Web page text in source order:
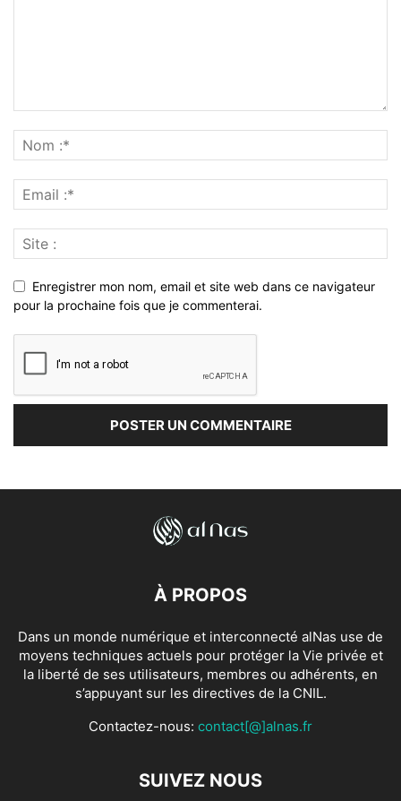
Enregistrer mon nom, email et site web dans ce navigateur
pour la prochaine fois que je commenterai.
À PROPOS
Dans un monde numérique et interconnecté alNas use de
moyens techniques actuels pour protéger la Vie privée et
la liberté de ses utilisateurs, membres ou adhérents, en
s’appuyant sur les directives de la CNIL.
Contactez-nous: contact[@]alnas.fr
SUIVEZ NOUS